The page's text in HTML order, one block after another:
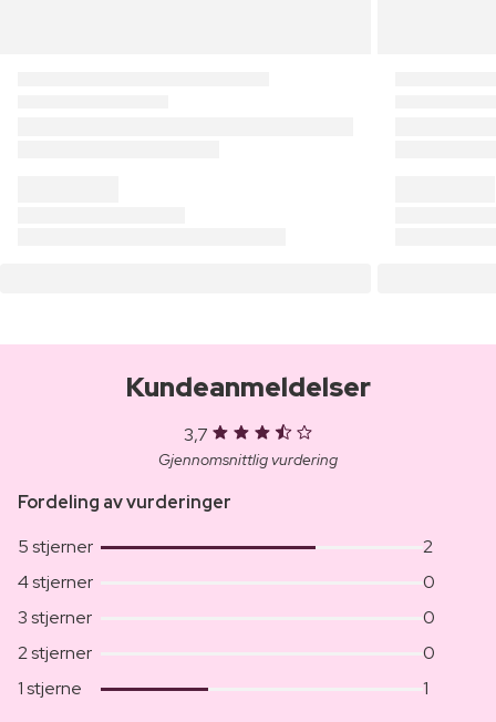
Kundeanmeldelser
3,7
Gjennomsnittlig vurdering
Fordeling av vurderinger
5 stjerner
2
4 stjerner
0
3 stjerner
0
2 stjerner
0
1 stjerne
1